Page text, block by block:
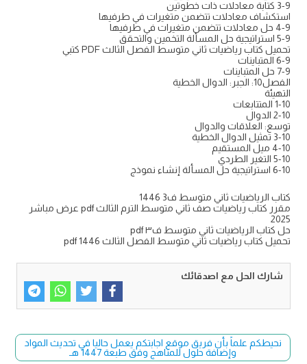
3-9 كتابة معادلات ذات خطوتين
استكشاف معادلات تتضمن متغيرات في طرفيها
4-9 حل معادلات تتضمن متغيرات في طرفيها
5-9 استراتيجية حل المسألة التخمين والتحقق
تحميل كتاب رياضيات ثاني متوسط الفصل الثالث PDF كتبي
6-9 المتباينات
7-9 حل المتباينات
الفصل10: الجبر: الدوال الخطية
التهيئة
1-10 المتتابعات
2-10 الدوال
توسع: العلاقات والدوال
3-10 تمثيل الدوال الخطية
4-10 ميل المستقيم
5-10 التغير الطردي
6-10 استراتيجية حل المسألة إنشاء نموذج
كتاب الرياضيات ثاني متوسط ف3 1446
مقرر كتاب رياضيات صف ثاني متوسط الترم الثالث pdf عرض مباشر
2025
حل كتاب الرياضيات ثاني متوسط ف٣ pdf
تحميل كتاب رياضيات ثاني متوسط الفصل الثالث 1446 pdf
شارك الحل مع اصدقائك
نحيطكم علماً بأن فريق موقع اجابتكم يعمل حاليا في تحديث المواد
وإضافة حلول للمناهج وفق طبعة 1447 هـ